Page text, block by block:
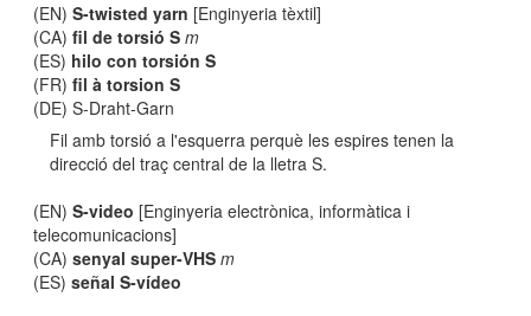
(EN)S-twisted yarn [Enginyeria tèxtil]
(CA)fil de torsió S m
(ES) hilo con torsión S
(FR)fil à torsion S
(DE) S-Draht-Garn
Fil amb torsió a l'esquerra perquè les espires tenen la
direcció del traç central de la lletra S.
(EN)S-video [Enginyeria electrònica, informàtica i
telecomunicacions]
(CA)senyal super-VHS m
(ES)señal S-vídeo